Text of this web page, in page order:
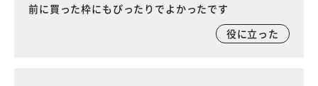
前に買った枠にもぴったりでよかったです
役に立った